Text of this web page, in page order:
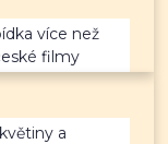
více než
filmy
a